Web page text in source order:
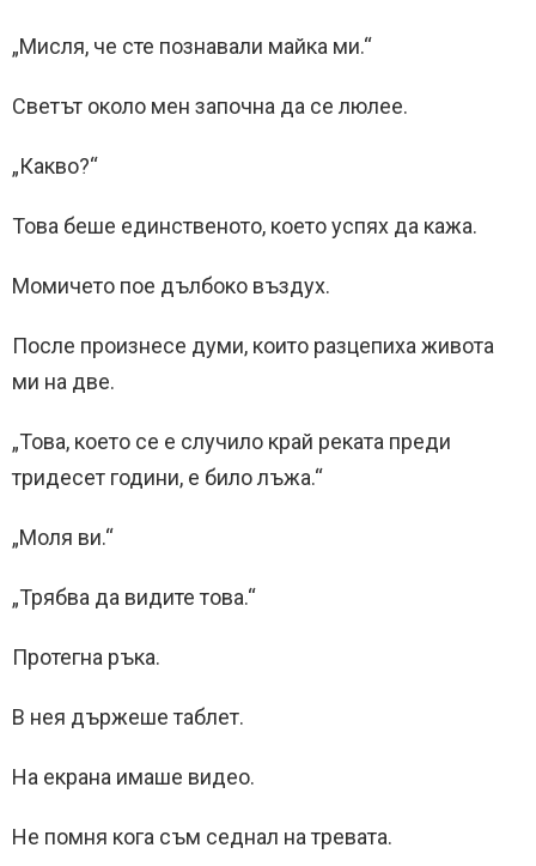
„Мисля, че сте познавали майка ми.“
Светът около мен започна да се люлее.
„Какво?“
Това беше единственото, което успях да кажа.
Момичето пое дълбоко въздух.
После произнесе думи, които разцепиха живота
ми на две.
„Това, което се е случило край реката преди
тридесет години, е било лъжа.“
„Моля ви.“
„Трябва да видите това.“
Протегна ръка.
В нея държеше таблет.
На екрана имаше видео.
Не помня кога съм седнал на тревата.